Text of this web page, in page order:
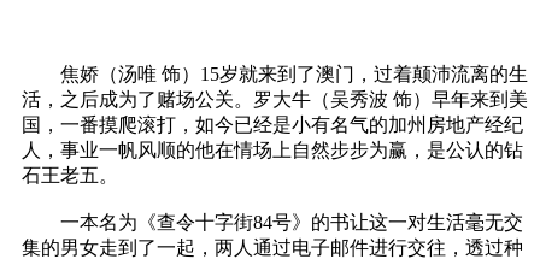
焦娇（汤唯 饰）15岁就来到了澳门，过着颠沛流离的生
活，之后成为了赌场公关。罗大牛（吴秀波 饰）早年来到美
国，一番摸爬滚打，如今已经是小有名气的加州房地产经纪
人，事业一帆风顺的他在情场上自然步步为赢，是公认的钻
石王老五。
一本名为《查令十字街84号》的书让这一对生活毫无交
集的男女走到了一起，两人通过电子邮件进行交往，透过种